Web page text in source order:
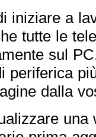
iniziare a
tutte le
sul
periferica
dalla
una